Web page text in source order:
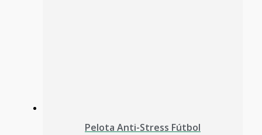
Pelota Anti-Stress Fútbol